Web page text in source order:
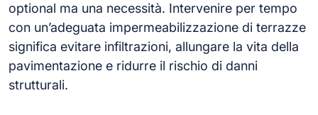
optional ma una necessità. Intervenire per tempo
con un’adeguata impermeabilizzazione di terrazze
significa evitare infiltrazioni, allungare la vita della
pavimentazione e ridurre il rischio di danni
strutturali.